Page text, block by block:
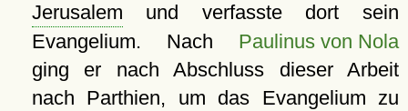
Jerusalem und verfasste dort sein
Evangelium. Nach Paulinus von Nola
ging er nach Abschluss dieser Arbeit
nach Parthien, um das Evangelium zu